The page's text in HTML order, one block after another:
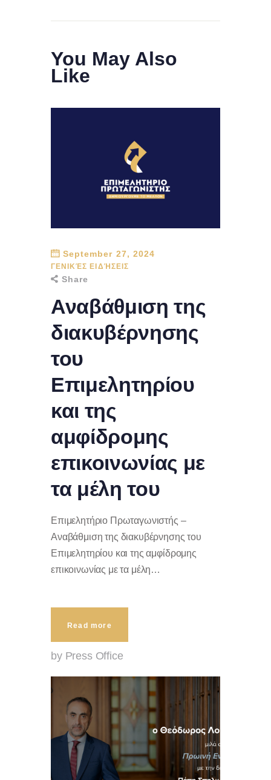
You May Also
Like
September 27, 2024
ΓΕΝΙΚΈΣ ΕΙΔΉΣΕΙΣ
Share
Αναβάθμιση της
διακυβέρνησης
του
Επιμελητηρίου
και της
αμφίδρομης
επικοινωνίας με
τα μέλη του
Επιμελητήριο Πρωταγωνιστής –
Αναβάθμιση της διακυβέρνησης του
Επιμελητηρίου και της αμφίδρομης
επικοινωνίας με τα μέλη…
Read more
by Press Office